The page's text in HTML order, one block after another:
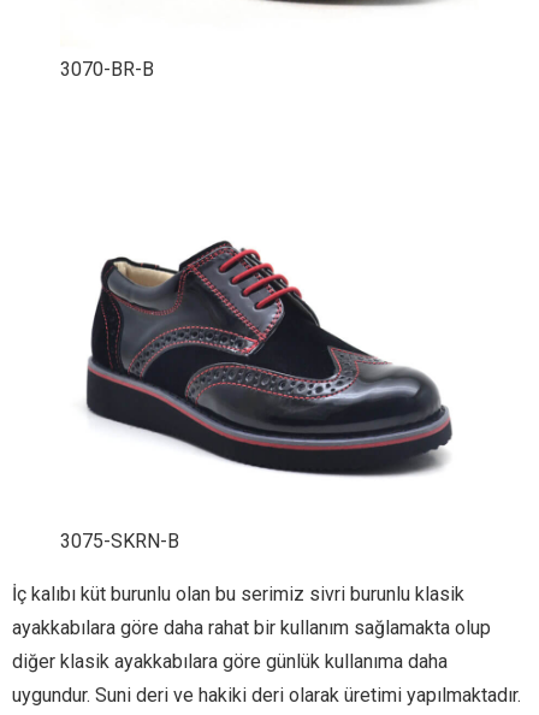
3070-BR-B
3075-SKRN-B
İç kalıbı küt burunlu olan bu serimiz sivri burunlu klasik
ayakkabılara göre daha rahat bir kullanım sağlamakta olup
diğer klasik ayakkabılara göre günlük kullanıma daha
uygundur. Suni deri ve hakiki deri olarak üretimi yapılmaktadır.